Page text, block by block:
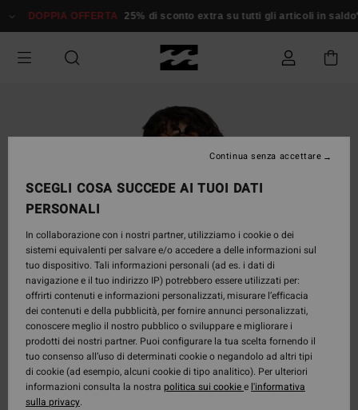
alle
prodotto
DOPPIA OFFERTA 25% di sconto extra su tutti gli articoli in saldo*
SCEGLI COSA SUCCEDE AI TUOI DATI
PERSONALI
In collaborazione con i nostri partner, utilizziamo i cookie o dei
sistemi equivalenti per salvare e/o accedere a delle informazioni sul
tuo dispositivo. Tali informazioni personali (ad es. i dati di
navigazione e il tuo indirizzo IP) potrebbero essere utilizzati per:
offrirti contenuti e informazioni personalizzati, misurare l’efficacia
dei contenuti e della pubblicità, per fornire annunci personalizzati,
conoscere meglio il nostro pubblico o sviluppare e migliorare i
prodotti dei nostri partner. Puoi configurare la tua scelta fornendo il
tuo consenso all’uso di determinati cookie o negandolo ad altri tipi
di cookie (ad esempio, alcuni cookie di tipo analitico). Per ulteriori
informazioni consulta la nostra politica sui cookiee l'informativa
sulla privacy.
Continua senza accettare